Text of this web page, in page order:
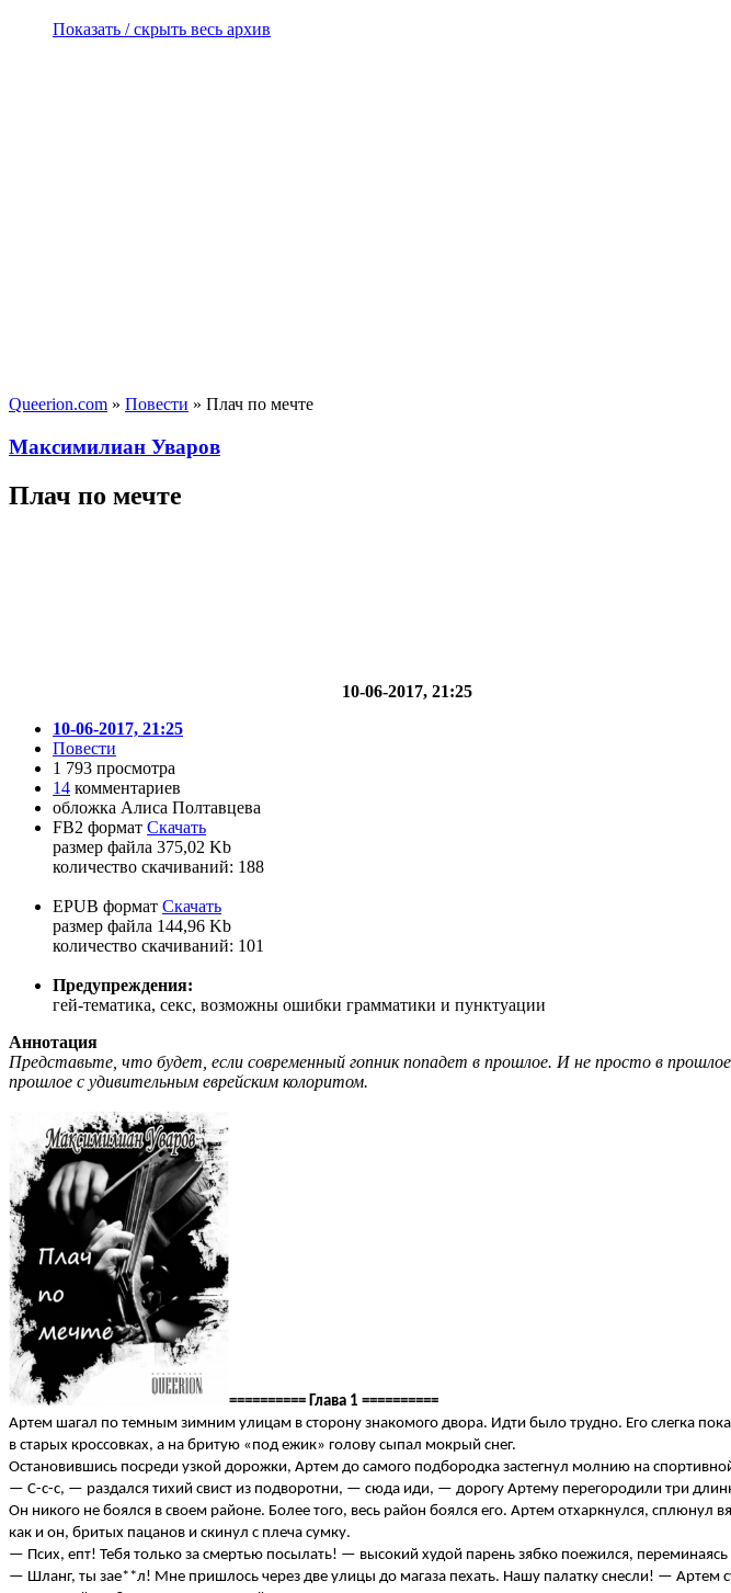
Показать / скрыть весь архив
Queerion.com » Повести » Плач по мечте
Максимилиан Уваров
Плач по мечте
10-06-2017, 21:25
10-06-2017, 21:25
Повести
1 793 просмотра
14 комментариев
обложка Алиса Полтавцева
FB2 формат Скачать
размер файла 375,02 Kb
количество cкачиваний: 188
EPUB формат Скачать
размер файла 144,96 Kb
количество cкачиваний: 101
Предупреждения:
гей-тематика, секс, возможны ошибки грамматики и пунктуации
Аннотация
Представьте, что будет, если современный гопник попадет в прошлое. И не просто в
прошлое с удивительным еврейским колоритом.
========== Глава 1 ==========
Артем шагал по темным зимним улицам в сторону знакомого двора. Идти было трудно. Его слегка
в старых кроссовках, а на бритую «под ежик» голову сыпал мокрый снег.
Остановившись посреди узкой дорожки, Артем до самого подбородка застегнул молнию на
— С-с-с, — раздался тихий свист из подворотни, — сюда иди, — дорогу Артему перегородили три
Он никого не боялся в своем районе. Более того, весь район боялся его. Артем отхаркнулся,
как и он, бритых пацанов и скинул с плеча сумку.
— Псих, епт! Тебя только за смертью посылать! — высокий худой парень зябко поежился, переминаясь
— Шланг, ты зае**л! Мне пришлось через две улицы до магаза пехать. Нашу палатку снесли! —